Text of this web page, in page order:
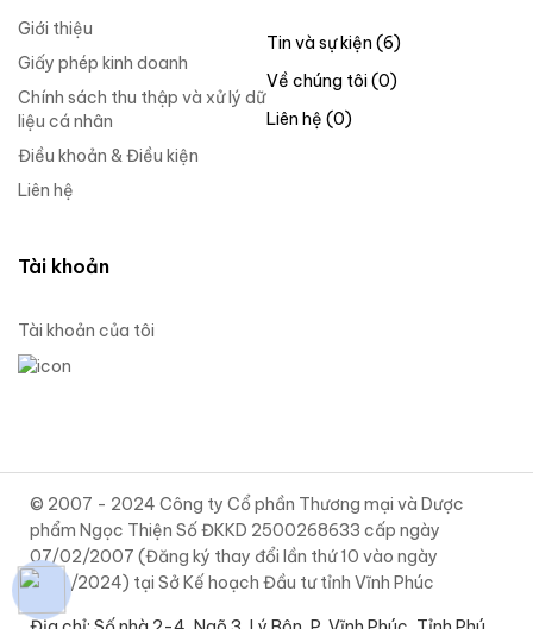
Giới thiệu
Giấy phép kinh doanh
Chính sách thu thập và xử lý dữ
liệu cá nhân
Điều khoản & Điều kiện
Liên hệ
Tin và sự kiện (6)
Về chúng tôi (0)
Liên hệ (0)
Tài khoản
Tài khoản của tôi
© 2007 - 2024 Công ty Cổ phần Thương mại và Dược
phẩm Ngọc Thiện Số ĐKKD 2500268633 cấp ngày
07/02/2007 (Đăng ký thay đổi lần thứ 10 vào ngày
12/11/2024) tại Sở Kế hoạch Đầu tư tỉnh Vĩnh Phúc